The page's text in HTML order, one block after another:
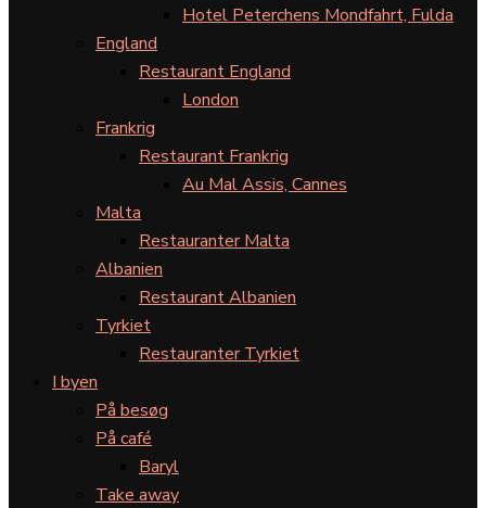
Hotel Peterchens Mondfahrt, Fulda
England
Restaurant England
London
Frankrig
Restaurant Frankrig
Au Mal Assis, Cannes
Malta
Restauranter Malta
Albanien
Restaurant Albanien
Tyrkiet
Restauranter Tyrkiet
I byen
På besøg
På café
Baryl
Take away